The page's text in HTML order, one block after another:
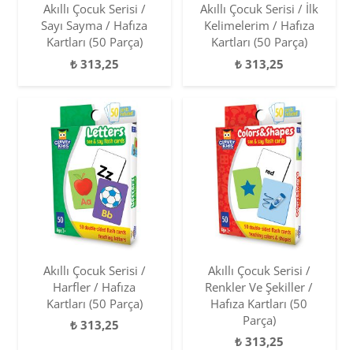
Akıllı Çocuk Serisi /
Sayı Sayma / Hafıza
Kartları (50 Parça)
₺313,25
Akıllı Çocuk Serisi / İlk
Kelimelerim / Hafıza
Kartları (50 Parça)
₺313,25
Akıllı Çocuk Serisi /
Harfler / Hafıza
Kartları (50 Parça)
₺313,25
Akıllı Çocuk Serisi /
Renkler Ve Şekiller /
Hafıza Kartları (50
Parça)
₺313,25